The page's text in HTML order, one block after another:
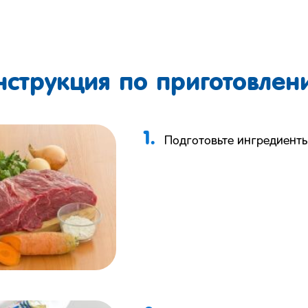
по
1. Подготовьте